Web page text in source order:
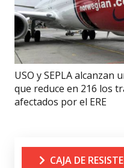
USO y SEPLA
que reduce en 216 los
afectados por el ERE
CAJA DE